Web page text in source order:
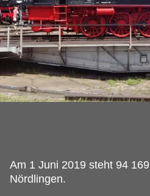
Am 1 Juni 2019 steht 94
Nördlingen.